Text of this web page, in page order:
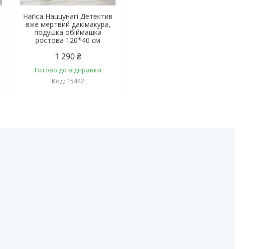
Наґіса Наццунагі Детектив
вже мертвий дакімакура,
подушка обіймашка
ростова 120*40 см
1 290 ₴
Готово до відправки
15442